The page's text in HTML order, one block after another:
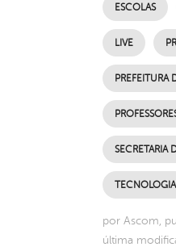
ESCOLAS
LIVE
PREFEITURA
SECRETARIA
TECNOLOGIA
por Ascom,
última